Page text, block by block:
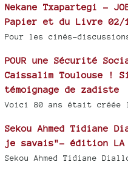
Nekane Txapartegi -
Papier et du Livre 02/
Pour les cinés-
POUR une Sécurité
Caissalim Toulouse !
témoignage de zadiste
Voici 80 ans était créée
Sekou Ahmed Tidiane
je savais"- édition LA
Sekou Ahmed Tidiane